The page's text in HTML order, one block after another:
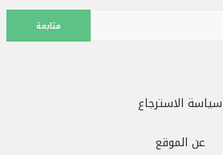
متابعة
سياسة الاسترجاع
عن الموقع